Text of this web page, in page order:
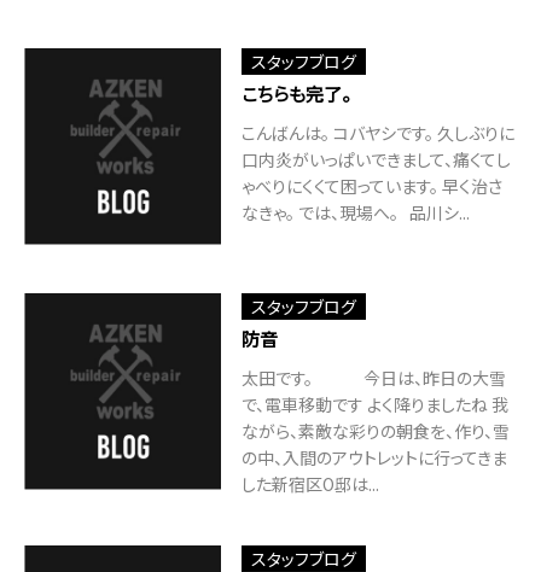
スタッフブログ
こちらも完了。
こんばんは。 コバヤシです。 久しぶりに
口内炎がいっぱいできまして、痛くてし
ゃべりにくくて困っています。 早く治さ
なきゃ。 では、現場へ。 品川シ...
スタッフブログ
防音
太田です。 今日は、昨日の大雪
で、電車移動です よく降りましたね 我
ながら、素敵な彩りの朝食を、作り、雪
の中、入間のアウトレットに行ってきま
した新宿区O邸は...
スタッフブログ